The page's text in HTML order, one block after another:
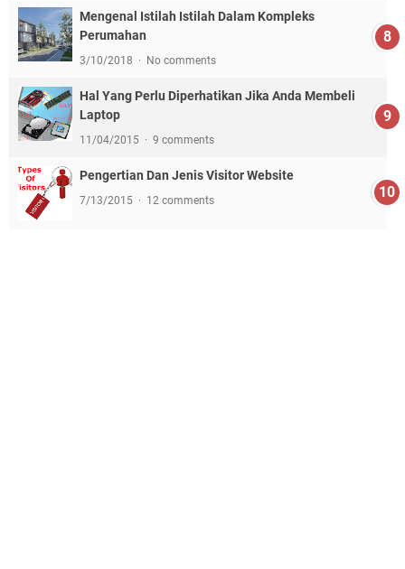
Mengenal Istilah Istilah Dalam Kompleks
Perumahan
3/10/2018 No comments
Hal Yang Perlu Diperhatikan Jika Anda Membeli
Laptop
11/04/2015 9 comments
Pengertian Dan Jenis Visitor Website
7/13/2015 12 comments